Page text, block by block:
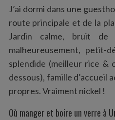
J’ai dormi dans une
route principale et de la
Jardin calme, bruit
malheureusement, petit-
splendide (meilleur rice &
dessous), famille d’accueil
propres. Vraiment nickel !
Où manger et boire un verre à